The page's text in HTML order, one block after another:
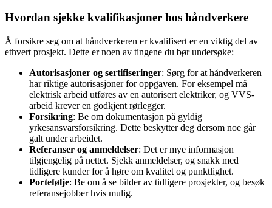
Hvordan sjekke kvalifikasjoner hos håndverkere
Å forsikre seg om at håndverkeren er kvalifisert er en viktig del av
ethvert prosjekt. Dette er noen av tingene du bør undersøke:
Autorisasjoner og sertifiseringer: Sørg for at håndverkeren
har riktige autorisasjoner for oppgaven. For eksempel må
elektrisk arbeid utføres av en autorisert elektriker, og VVS-
arbeid krever en godkjent rørlegger.
Forsikring: Be om dokumentasjon på gyldig
yrkesansvarsforsikring. Dette beskytter deg dersom noe går
galt under arbeidet.
Referanser og anmeldelser: Det er mye informasjon
tilgjengelig på nettet. Sjekk anmeldelser, og snakk med
tidligere kunder for å høre om kvalitet og punktlighet.
Portefølje: Be om å se bilder av tidligere prosjekter, og besøk
referansejobber hvis mulig.